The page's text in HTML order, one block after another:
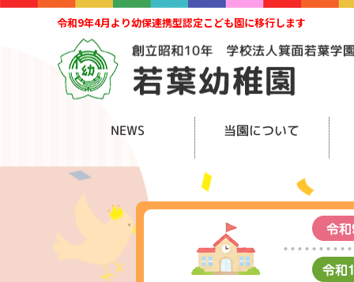
令和9年4月より幼保連携型認定こども園に移行します
NEWS 当園について